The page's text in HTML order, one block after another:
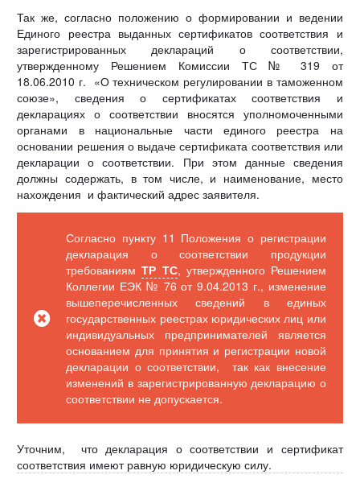
Так же, согласно положению о формировании и ведении
Единого реестра выданных сертификатов соответствия и
зарегистрированных деклараций о соответствии,
утвержденному Решением Комиссии ТС № 319 от
18.06.2010 г. «О техническом регулировании в таможенном
союзе», сведения о сертификатах соответствия и
декларациях о соответствии вносятся уполномоченными
органами в национальные части единого реестра на
основании решения о выдаче сертификата соответствия или
декларации о соответствии. При этом данные сведения
должны содержать, в том числе, и наименование, место
нахождения и фактический адрес заявителя.
Согласно пункту 11 Положения о регистрации
декларация о соответствии продукции
требованиямТР ТС, утвержденного Решением
Коллегии ЕЭК № 76 от 9.04.2013 г., изменение
вышеперечисленных сведений в единых
государственных реестрах юридических лиц или
индивидуальных предпринимателей является
основанием для принятия и регистрации новой
декларации о соответствии, так как внесение
изменений в зарегистрированную декларацию о
соответствии не допускается.
Уточним, что декларация о соответствии и сертификат
соответствия имеют равную юридическую силу.